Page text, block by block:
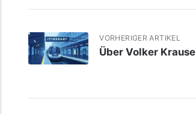
VORHERIGER ARTIKEL
Über Volker Krause